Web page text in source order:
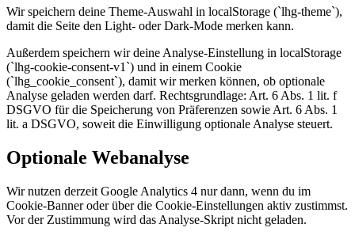
Wir speichern deine Theme-Auswahl in localStorage (`lhg-theme`),
damit die Seite den Light- oder Dark-Mode merken kann.
Außerdem speichern wir deine Analyse-Einstellung in localStorage
(`lhg-cookie-consent-v1`) und in einem Cookie
(`lhg_cookie_consent`), damit wir merken können, ob optionale
Analyse geladen werden darf. Rechtsgrundlage: Art. 6 Abs. 1 lit. f
DSGVO für die Speicherung von Präferenzen sowie Art. 6 Abs. 1
lit. a DSGVO, soweit die Einwilligung optionale Analyse steuert.
Optionale Webanalyse
Wir nutzen derzeit Google Analytics 4 nur dann, wenn du im
Cookie-Banner oder über die Cookie-Einstellungen aktiv zustimmst.
Vor der Zustimmung wird das Analyse-Skript nicht geladen.